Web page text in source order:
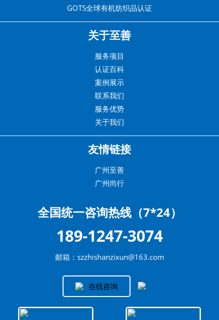
GOTS全球有机纺织品认证
关于至善
服务项目
认证百科
案例展示
联系我们
服务优势
关于我们
友情链接
广州至善
广州尚行
全国统一咨询热线（7*24）
189-1247-3074
邮箱：szzhishanzixun@163.com
在线咨询